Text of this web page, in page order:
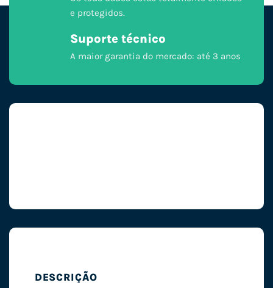
e protegidos.
Suporte técnico
A maior garantia do mercado: até 3 anos
DESCRIÇÃO